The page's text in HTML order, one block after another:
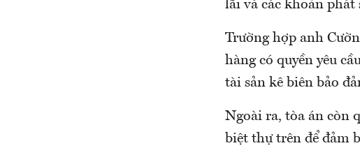
lãi và các khoản phát
Trường hợp anh
hàng có quyền yêu
tài sản kê biên bảo
Ngoài ra, tòa án còn
biệt thự trên để đảm